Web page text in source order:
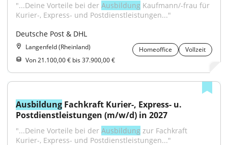
"...Deine Vorteile bei der Ausbildung Kaufmann/-frau für
Kurier-, Express- und Postdienstleistungen..."
Deutsche Post & DHL
Langenfeld (Rheinland) Homeoffice
Vollzeit
Von 21.100,00 € bis 37.900,00 €
Ausbildung Fachkraft Kurier-, Express- u.
Postdienstleistungen (m/w/d) in 2027
"...Deine Vorteile bei der Ausbildung zur Fachkraft
Kurier-, Express- und Postdienstleistungen..."